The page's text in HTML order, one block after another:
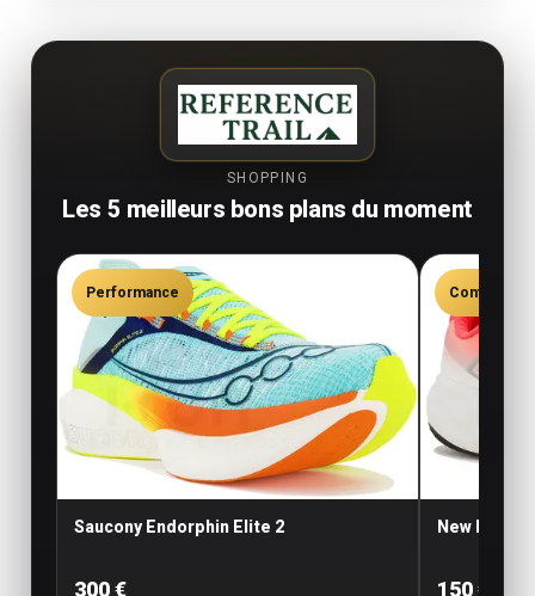
SHOPPING
Les 5 meilleurs bons plans du moment
Performance
Saucony Endorphin Elite 2
300 €
Confort
New
150 €